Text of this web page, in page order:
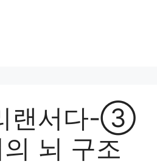
랜서다-③
뇌 구조